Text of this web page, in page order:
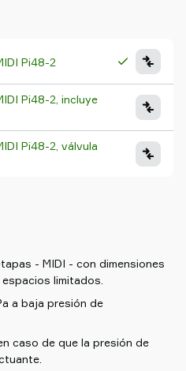
Pi48-2
Pi48-2, incluye
Pi48-2, válvula
- MIDI - con dimensiones
limitados.
a baja presión de
caso de que la presión de